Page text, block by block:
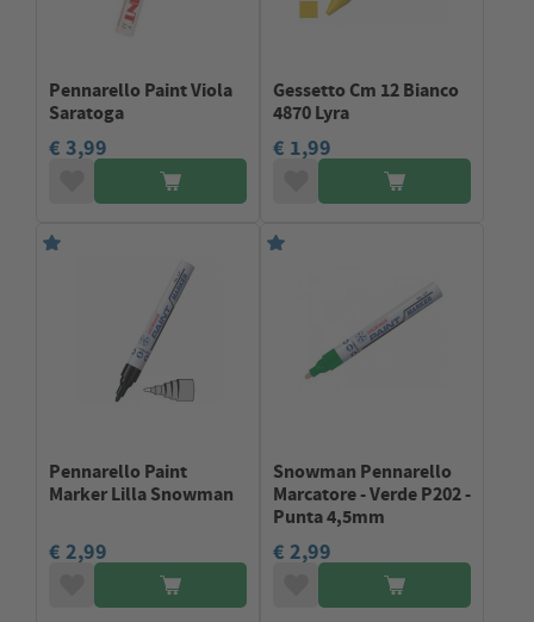
Pennarello Paint Viola
Saratoga
€ 3,99
Gessetto Cm 12 Bianco
4870 Lyra
€ 1,99
Pennarello Paint
Marker Lilla Snowman
€ 2,99
Snowman Pennarello
Marcatore - Verde P202 -
Punta 4,5mm
€ 2,99